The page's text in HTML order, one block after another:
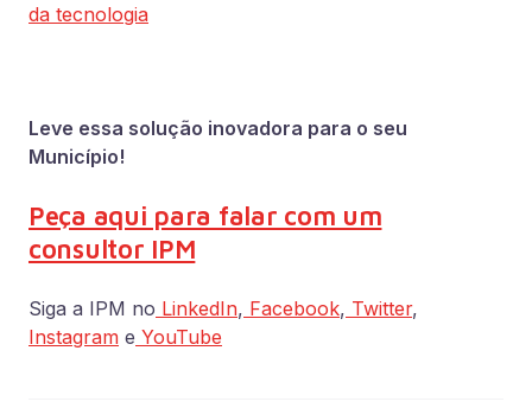
da tecnologia
Leve essa solução inovadora para o seu
Município!
Peça aqui para falar com um
consultor IPM
Siga a IPM no LinkedIn, Facebook, Twitter,
Instagram e YouTube